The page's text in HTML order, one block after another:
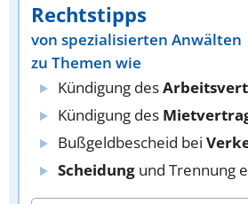
Rechtstipps
von spezialisierten Anwälten
zu Themen wie
Kündigung des
Kündigung des
Bußgeldbescheid bei
Scheidung und Trennung